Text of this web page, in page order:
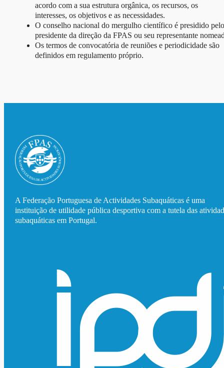
acordo com a sua estrutura orgânica, os recursos, os
interesses, os objetivos e as necessidades.
O conselho nacional do mergulho científico é presidido pelo
presidente da direção da FPAS ou seu representante
Os termos de convocatória de reuniões e periodicidade são
definidos em regulamento próprio.
A Federação Portuguesa de Actividades Subaquáticas é uma
instituição de utilidade pública desportiva com a tutela das
subaquáticas em Portugal.